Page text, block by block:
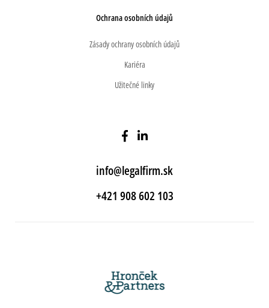
Ochrana osobních údajů
Zásady ochrany osobních údajů
Kariéra
Užitečné linky
info@legalfirm.sk
+421 908 602 103